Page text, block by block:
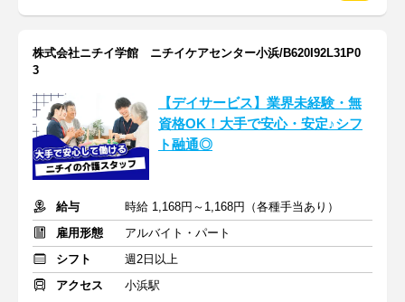
株式会社ニチイ学館 ニチイケアセンター小浜/B620I92L31P0
3
【デイサービス】業界未経験・無
資格OK！大手で安心・安定♪シフ
ト融通◎
給与
時給 1,168円～1,168円（各種手当あり）
雇用形態
アルバイト・パート
シフト
週2日以上
アクセス
小浜駅